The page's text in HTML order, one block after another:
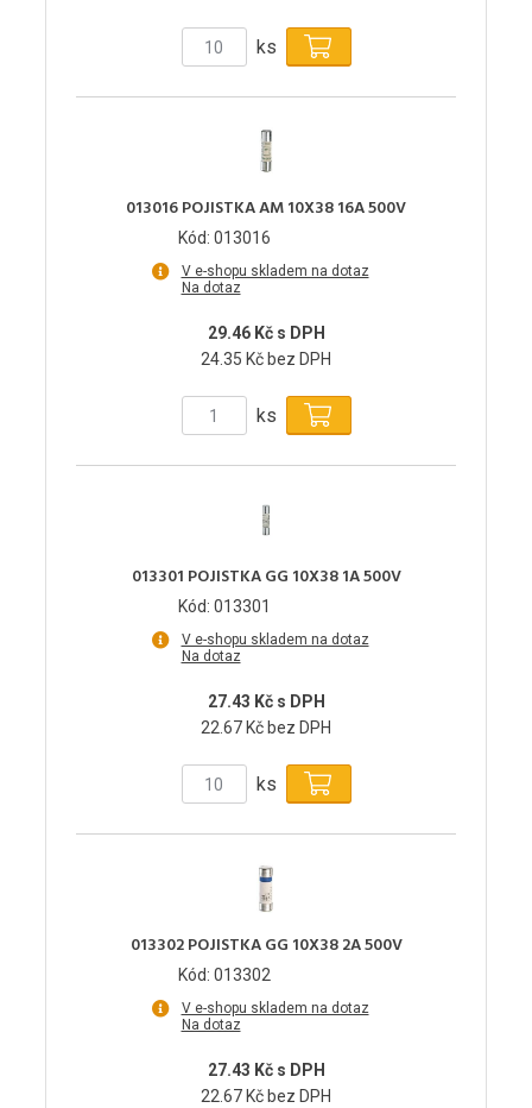
ks
013016 POJISTKA AM 10X38 16A 500V
Kód: 013016
V e-shopu skladem na dotaz
Na dotaz
29.46 Kč s DPH
24.35 Kč bez DPH
ks
013301 POJISTKA GG 10X38 1A 500V
Kód: 013301
V e-shopu skladem na dotaz
Na dotaz
27.43 Kč s DPH
22.67 Kč bez DPH
ks
013302 POJISTKA GG 10X38 2A 500V
Kód: 013302
V e-shopu skladem na dotaz
Na dotaz
27.43 Kč s DPH
22.67 Kč bez DPH